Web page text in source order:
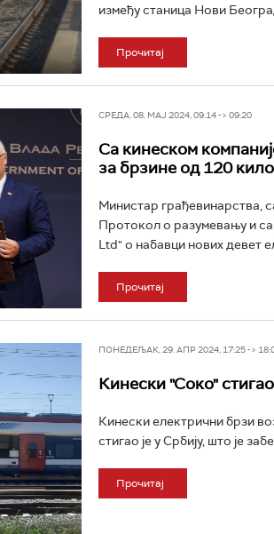
између станица Нови
Прочитај
СРЕДА, 08. МАЈ 2024, 09:14 -> 09:20
Са кинеском
за брзине од 120
Министар грађевинарства,
Протокол о разумевању и
Ltd" о набавци нових девет
Прочитај
ПОНЕДЕЉАК, 29. АПР 2024, 17:25 ->
Кинески "Соко"
Кинески електрични брзи
стигао је у Србију, што је
Прочитај